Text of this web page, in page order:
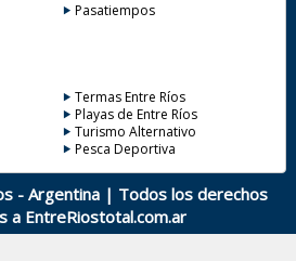
Pasatiempos
Termas Entre Ríos
Playas de Entre Ríos
Turismo Alternativo
Pesca Deportiva
- Argentina | Todos los derechos
a EntreRiostotal.com.ar